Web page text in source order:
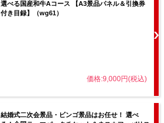
選べる国産和牛Aコース 【A3景品パネル＆引換券
付き目録】（wg61）
価格:9,000円(税込)
結婚式二次会景品・ビンゴ景品はお任せ！ 選べ